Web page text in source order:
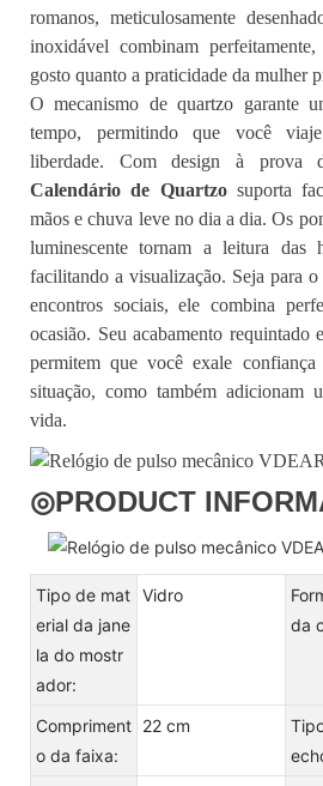
romanos, meticulosamente
inoxidável combinam
gosto quanto a praticidade da mulher
O mecanismo de quartzo garante
tempo, permitindo que você
liberdade. Com design à
Calendário de Quartzosuporta
mãos e chuva leve no dia a dia. Os
luminescente tornam a leitura das
facilitando a visualização. Seja para
encontros sociais, ele combina
ocasião. Seu acabamento requintado
permitem que você exale
situação, como também adicionam
vida.
◎PRODUCT
Tipo de mat
erial da jane
la do mostr
ador:
Vidro
da
Compriment
o da faixa:
22 cm